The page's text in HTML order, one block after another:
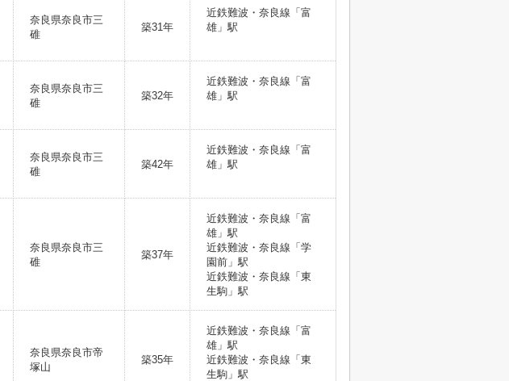
奈良県奈良市三
碓
築31年
近鉄難波・奈良線「富
雄」駅
奈良県奈良市三
碓
築32年
近鉄難波・奈良線「富
雄」駅
奈良県奈良市三
碓
築42年
近鉄難波・奈良線「富
雄」駅
奈良県奈良市三
碓
築37年
近鉄難波・奈良線「富
雄」駅
近鉄難波・奈良線「学
園前」駅
近鉄難波・奈良線「東
生駒」駅
奈良県奈良市帝
塚山
築35年
近鉄難波・奈良線「富
雄」駅
近鉄難波・奈良線「東
生駒」駅